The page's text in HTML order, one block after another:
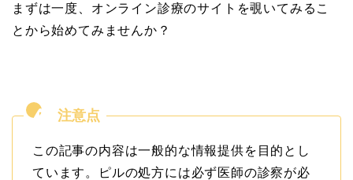
まずは一度、オンライン診療のサイトを覗いてみるこ
とから始めてみませんか？
この記事の内容は一般的な情報提供を目的とし
ています。ピルの処方には必ず医師の診察が必